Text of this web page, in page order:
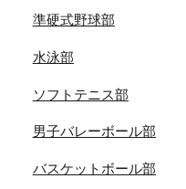
準硬式野球部
水泳部
ソフトテニス部
男子バレーボール部
バスケットボール部